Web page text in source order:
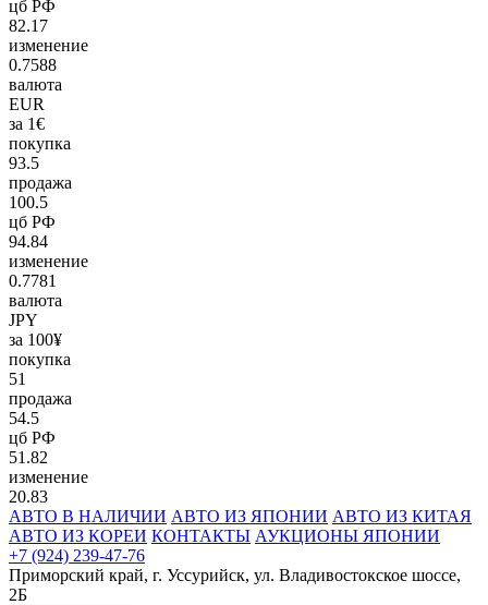
цб РФ
82.17
изменение
0.7588
валюта
EUR
за 1€
покупка
93.5
продажа
100.5
цб РФ
94.84
изменение
0.7781
валюта
JPY
за 100¥
покупка
51
продажа
54.5
цб РФ
51.82
изменение
20.83
АВТО В НАЛИЧИИ АВТО ИЗ ЯПОНИИ АВТО ИЗ КИТАЯ
АВТО ИЗ КОРЕИ КОНТАКТЫ АУКЦИОНЫ ЯПОНИИ
+7 (924) 239-47-76
Приморский край, г. Уссурийск, ул. Владивостокское шоссе,
2Б